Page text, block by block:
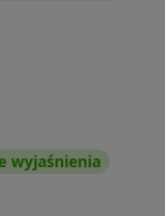
wyjaśnienia